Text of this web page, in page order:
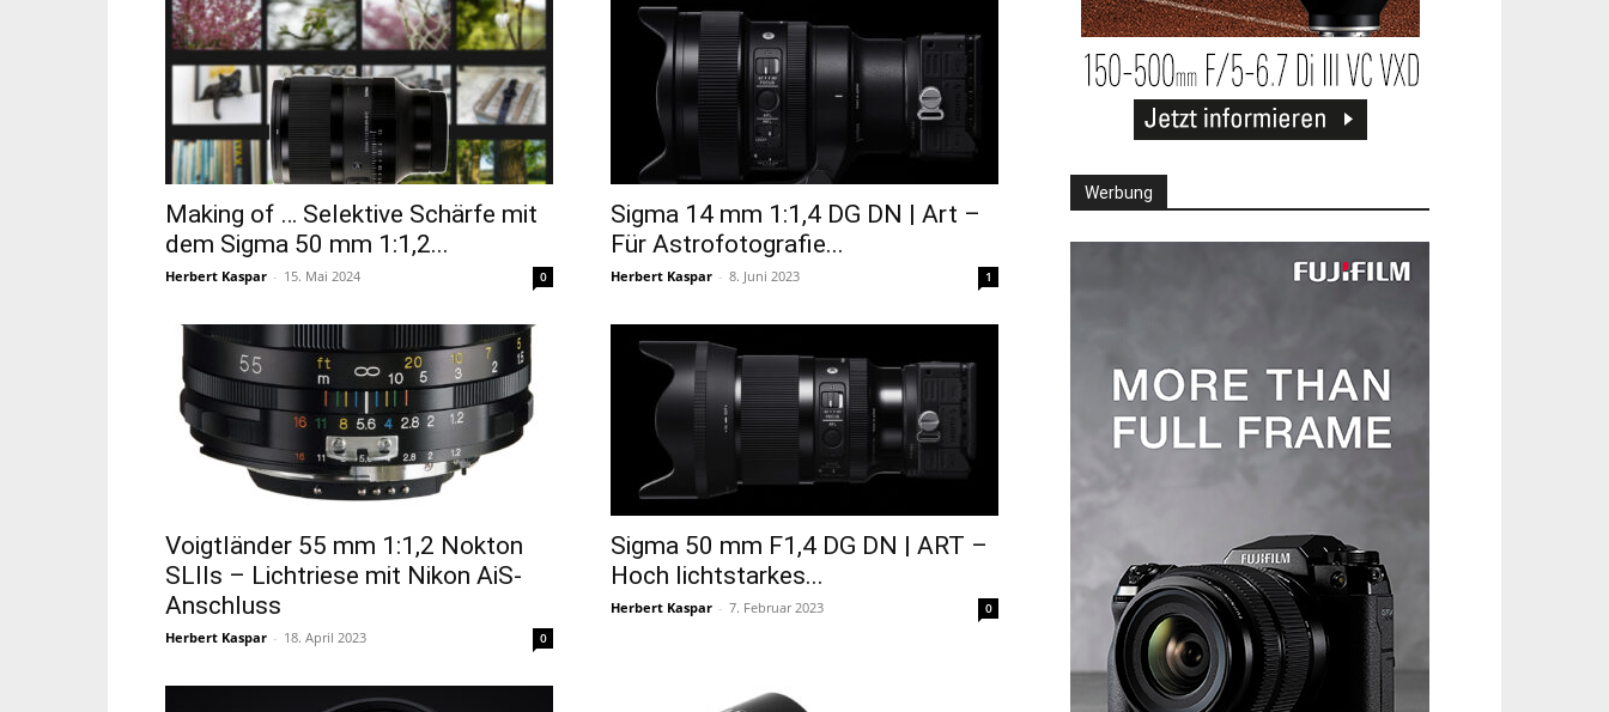
Making of … Selektive Schärfe mit
dem Sigma 50 mm 1:1,2...
Herbert Kaspar - 15. Mai 2024 0
Sigma 14 mm 1:1,4 DG DN | Art –
Für Astrofotografie...
Herbert Kaspar - 8. Juni 2023 1
Voigtländer 55 mm 1:1,2 Nokton
SLIIs – Lichtriese mit Nikon AiS-
Anschluss
Herbert Kaspar - 18. April 2023 0
Sigma 50 mm F1,4 DG DN | ART –
Hoch lichtstarkes...
Herbert Kaspar - 7. Februar 2023 0
Werbung